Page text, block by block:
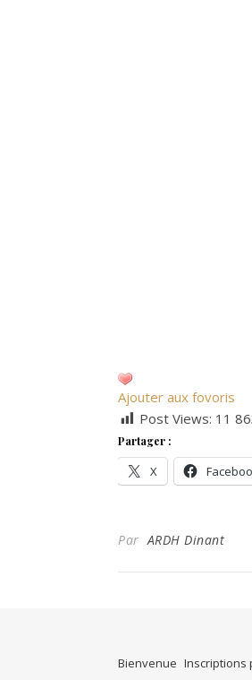
Ajouter aux fovoris
Post Views: 11
Partager :
X
Par ARDH Dinant
Bienvenue Inscriptions